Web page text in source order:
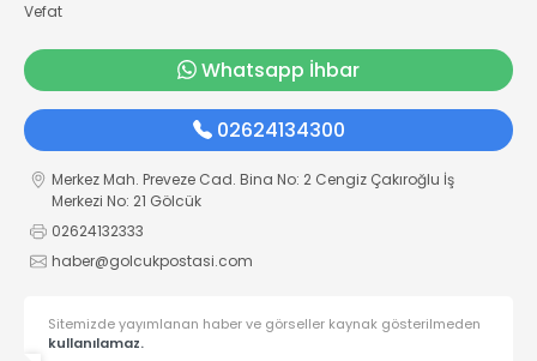
Vefat
Whatsapp İhbar
02624134300
Merkez Mah. Preveze Cad. Bina No: 2 Cengiz Çakıroğlu İş
Merkezi No: 21 Gölcük
02624132333
haber@golcukpostasi.com
Sitemizde yayımlanan haber ve görseller kaynak gösterilmeden
kullanılamaz.